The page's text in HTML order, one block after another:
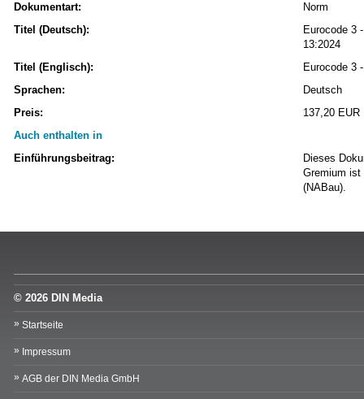
Dokumentart:
Norm
Titel (Deutsch):
Eurocode 3
13:2024
Titel (Englisch):
Eurocode 3
Sprachen:
Deutsch
Preis:
137,20 EUR
Auch enthalten in
Einführungsbeitrag:
Dieses
Gremium ist
(NABau).
© 2026 DIN Media
Startseite
Impressum
AGB der DIN Media GmbH